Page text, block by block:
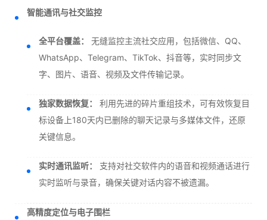
智能通讯与社交监控
全平台覆盖：
无缝监控主流社交应用，包括微信、QQ、
WhatsApp、Telegram、TikTok、抖音等，实时同步文
字、图片、语音、视频及文件传输记录。
独家数据恢复：
利用先进的碎片重组技术，可有效恢复目
标设备上180天内已删除的聊天记录与多媒体文件，还原
关键信息。
实时通讯监听：
支持对社交软件内的语音和视频通话进行
实时监听与录音，确保关键对话内容不被遗漏。
高精度定位与电子围栏